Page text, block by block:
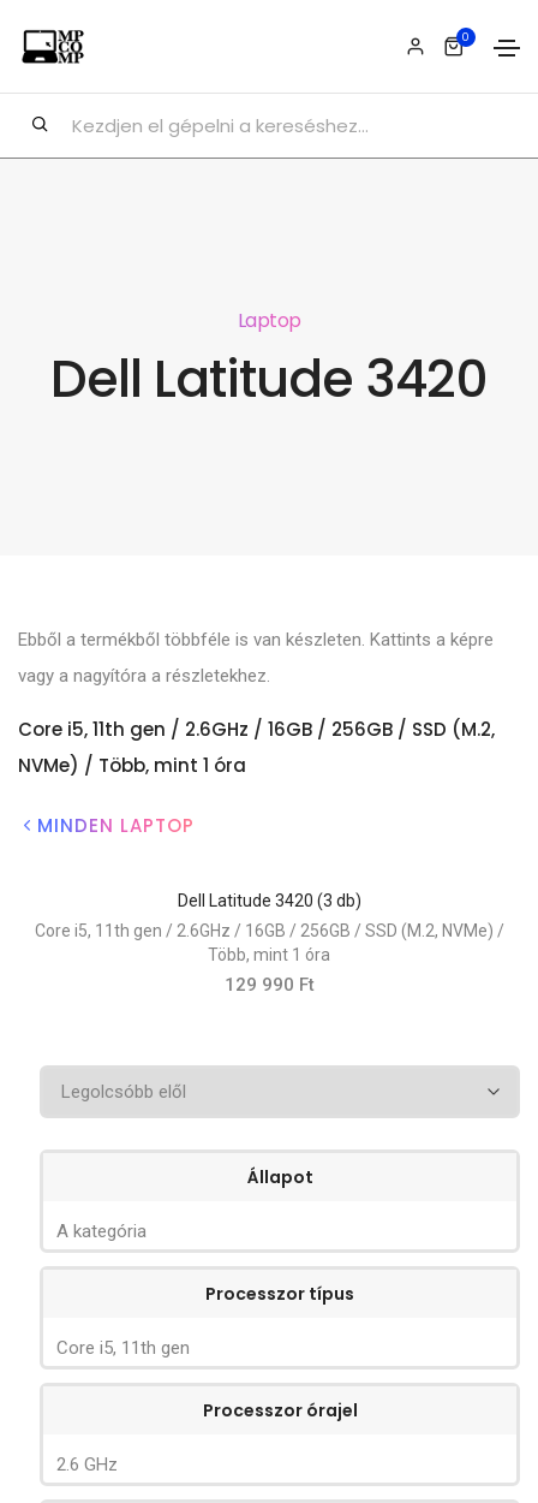
0
Laptop
Dell Latitude 3420
Ebből a termékből többféle is van készleten. Kattints a képre
vagy a nagyítóra a részletekhez.
Core i5, 11th gen / 2.6GHz / 16GB / 256GB / SSD (M.2,
NVMe) / Több, mint 1 óra
MINDEN LAPTOP
Dell Latitude 3420 (3 db)
Core i5, 11th gen / 2.6GHz / 16GB / 256GB / SSD (M.2, NVMe) /
Több, mint 1 óra
129 990 Ft
Állapot
A kategória
Processzor típus
Core i5, 11th gen
Processzor órajel
2.6 GHz